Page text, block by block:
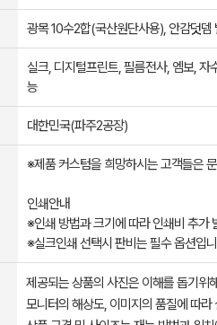
광목 10수2합(국산원단사용), 안감덧뎀
실크, 디지털프린트, 필름전사, 엠보, 자
능
대한민국(파주2공장)
※제품 커스텀을 희망하시는 고객들은
인쇄안내
※인쇄 방법과 크기에 따라 인쇄비 추가
※실크인쇄 선택시 판비는 필수 옵션입
제공되는 상품의 사진은 이해를 돕기위
모니터의 해상도, 이미지의 품질에 따